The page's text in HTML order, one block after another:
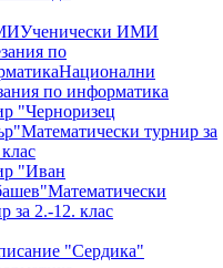
Ученически ИМИ
по
Национални
по информатика
"Черноризец
Математически турнир за
"Иван
Математически
за 2.-12. клас
"Сердика"